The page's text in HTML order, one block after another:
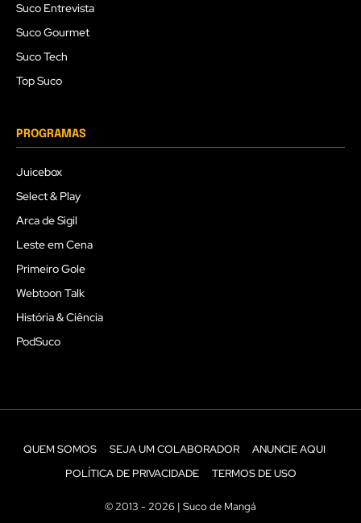
Suco Entrevista
Suco Gourmet
Suco Tech
Top Suco
PROGRAMAS
Juicebox
Select & Play
Arca de Sigil
Leste em Cena
Primeiro Gole
Webtoon Talk
História & Ciência
PodSuco
QUEM SOMOS SEJA UM COLABORADOR
ANUNCIE AQUI
POLÍTICA DE PRIVACIDADE
TERMOS DE USO
© 2013 - 2026 | Suco de Mangá